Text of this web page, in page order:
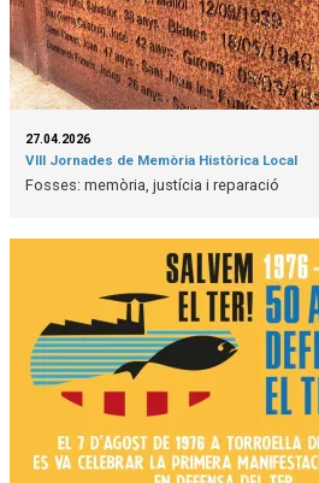
27.04.2026
VIII Jornades de Memòria Històrica Local
Fosses: memòria, justícia i reparació